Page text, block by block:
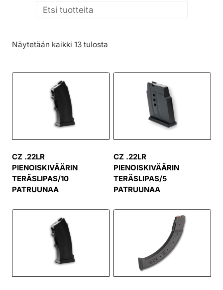
Näytetään kaikki 13 tulosta
CZ .22LR
PIENOISKIVÄÄRIN
TERÄSLIPAS/10
PATRUUNAA
CZ .22LR
PIENOISKIVÄÄRIN
TERÄSLIPAS/5
PATRUUNAA